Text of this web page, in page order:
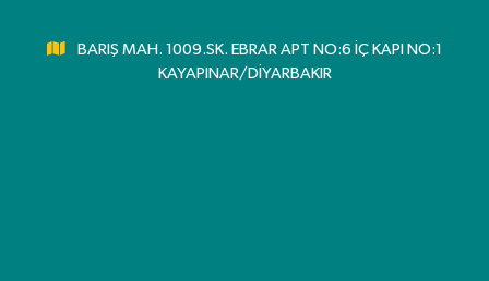
BARIŞ MAH. 1009.SK. EBRAR APT NO:6 İÇ KAPI NO:1
KAYAPINAR/DİYARBAKIR